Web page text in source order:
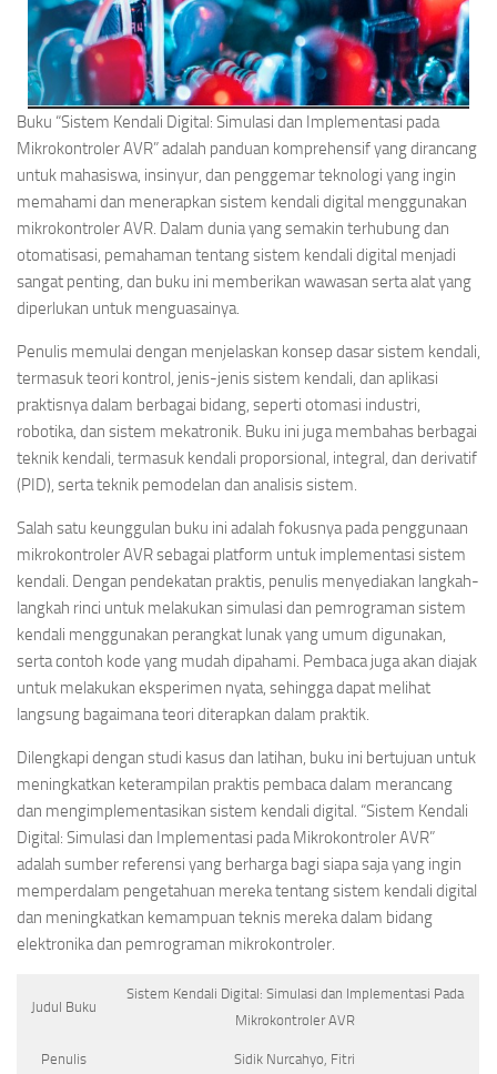
Buku “Sistem Kendali Digital: Simulasi dan Implementasi pada
Mikrokontroler AVR” adalah panduan komprehensif yang dirancang
untuk mahasiswa, insinyur, dan penggemar teknologi yang ingin
memahami dan menerapkan sistem kendali digital menggunakan
mikrokontroler AVR. Dalam dunia yang semakin terhubung dan
otomatisasi, pemahaman tentang sistem kendali digital menjadi
sangat penting, dan buku ini memberikan wawasan serta alat yang
diperlukan untuk menguasainya.
Penulis memulai dengan menjelaskan konsep dasar sistem kendali,
termasuk teori kontrol, jenis-jenis sistem kendali, dan aplikasi
praktisnya dalam berbagai bidang, seperti otomasi industri,
robotika, dan sistem mekatronik. Buku ini juga membahas berbagai
teknik kendali, termasuk kendali proporsional, integral, dan derivatif
(PID), serta teknik pemodelan dan analisis sistem.
Salah satu keunggulan buku ini adalah fokusnya pada penggunaan
mikrokontroler AVR sebagai platform untuk implementasi sistem
kendali. Dengan pendekatan praktis, penulis menyediakan langkah-
langkah rinci untuk melakukan simulasi dan pemrograman sistem
kendali menggunakan perangkat lunak yang umum digunakan,
serta contoh kode yang mudah dipahami. Pembaca juga akan diajak
untuk melakukan eksperimen nyata, sehingga dapat melihat
langsung bagaimana teori diterapkan dalam praktik.
Dilengkapi dengan studi kasus dan latihan, buku ini bertujuan untuk
meningkatkan keterampilan praktis pembaca dalam merancang
dan mengimplementasikan sistem kendali digital. “Sistem Kendali
Digital: Simulasi dan Implementasi pada Mikrokontroler AVR”
adalah sumber referensi yang berharga bagi siapa saja yang ingin
memperdalam pengetahuan mereka tentang sistem kendali digital
dan meningkatkan kemampuan teknis mereka dalam bidang
elektronika dan pemrograman mikrokontroler.
Judul Buku
Sistem Kendali Digital: Simulasi dan Implementasi Pada
Mikrokontroler AVR
Penulis Sidik Nurcahyo, Fitri